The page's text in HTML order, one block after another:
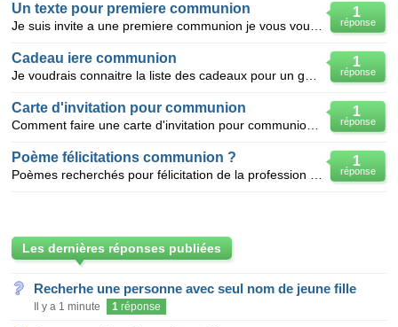
1
réponse
Un texte pour premiere communion
1
réponse
Cadeau iere communion
1
réponse
Carte d'invitation pour communion
1
réponse
Poème félicitations communion ?
Les dernières réponses publiées
Recherhe une personne avec seul nom de jeune fille
Il y a 1 minute 1 réponse